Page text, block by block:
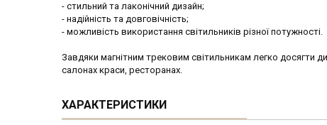
- стильний та лаконічний дизайн;
- надійність та довговічність;
- можливість використання світильників різної потужності.
Завдяки магнітним трековим світильникам легко досягти
салонах краси, ресторанах.
ХАРАКТЕРИСТИКИ